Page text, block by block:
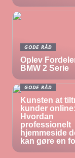
GODE RÅD
Oplev
BMW 2 Serie
GODE RÅD
Kunsten at
kunder online:
Hvordan
professionelt
hjemmeside
kan gøre en